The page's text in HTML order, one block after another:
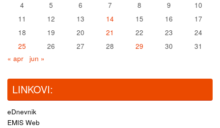
4
5 6 7 8 9
10
11
12 13 14 15 16
17
18
19 20 21 22 23
24
25
26 27 28 29 30
31
« apr
jun »
LINKOVI:
eDnevnik
EMIS Web